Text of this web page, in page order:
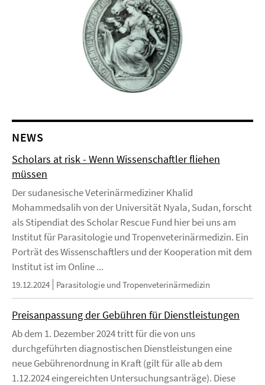
NEWS
Scholars at risk - Wenn Wissenschaftler fliehen
müssen
Der sudanesische Veterinärmediziner Khalid
Mohammedsalih von der Universität Nyala, Sudan, forscht
als Stipendiat des Scholar Rescue Fund hier bei uns am
Institut für Parasitologie und Tropenveterinärmedizin. Ein
Porträt des Wissenschaftlers und der Kooperation mit dem
Institut ist im Online ...
19.12.2024 Parasitologie und Tropenveterinärmedizin
Preisanpassung der Gebühren für Dienstleistungen
Ab dem 1. Dezember 2024 tritt für die von uns
durchgeführten diagnostischen Dienstleistungen eine
neue Gebührenordnung in Kraft (gilt für alle ab dem
1.12.2024 eingereichten Untersuchungsanträge). Diese